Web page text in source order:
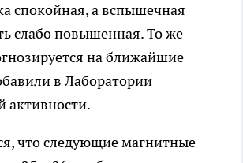
спокойная, а вспышечная
слабо повышенная. То же
на ближайшие
в Лаборатории
активности.
что следующие магнитные